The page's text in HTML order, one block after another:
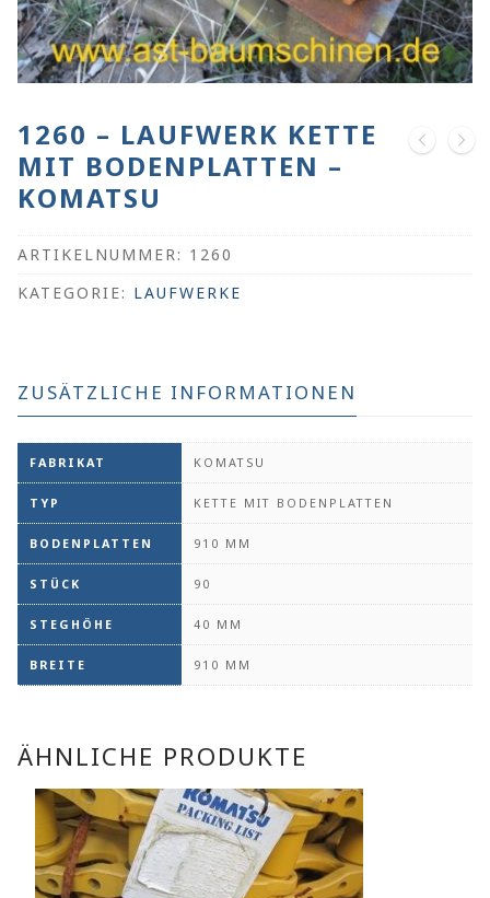
1260 – LAUFWERK KETTE
MIT BODENPLATTEN –
KOMATSU
ARTIKELNUMMER: 1260
KATEGORIE: LAUFWERKE
ZUSÄTZLICHE INFORMATIONEN
FABRIKAT KOMATSU
TYP KETTE MIT BODENPLATTEN
BODENPLATTEN 910 MM
STÜCK 90
STEGHÖHE 40 MM
BREITE 910 MM
ÄHNLICHE PRODUKTE